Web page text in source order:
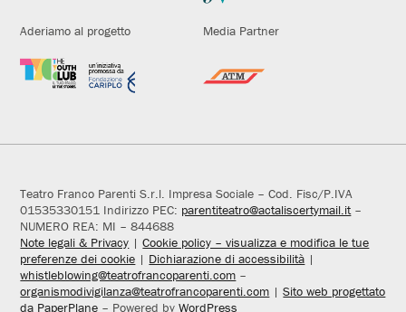
Aderiamo al progetto Media Partner
Teatro Franco Parenti S.r.l. Impresa Sociale – Cod. Fisc/P.IVA
01535330151 Indirizzo PEC: parentiteatro@actaliscertymail.it–
NUMERO REA: MI – 844688
Note legali & Privacy |Cookie policy – visualizza e modifica le tue
preferenze dei cookie | Dichiarazione di accessibilità |
whistleblowing@teatrofrancoparenti.com –
organismodivigilanza@teatrofrancoparenti.com |Sito web progettato
da PaperPlane – Powered byWordPress